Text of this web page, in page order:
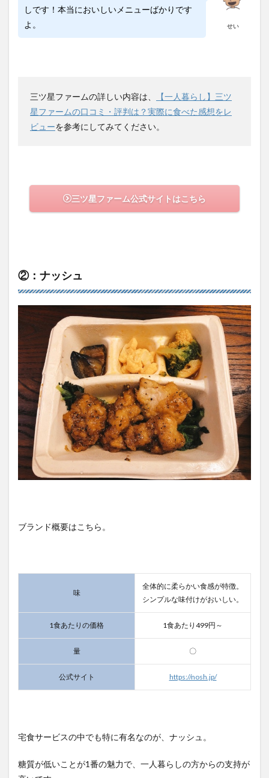
せい
しです！本当においしいメニューばかりです
よ。
三ツ星ファームの詳しい内容は、
【一人暮らし】三ツ
星ファームの口コミ・評判は？実際に食べた感想をレ
ビューを参考にしてみてください。
三ツ星ファーム公式サイトはこちら
②：ナッシュ
ブランド概要はこちら。
味
全体的に柔らかい食感が特徴。
シンプルな味付けがおいしい。
1食あたりの価格 1食あたり499円～
量 〇
公式サイト https://nosh.jp/
宅食サービスの中でも特に有名なのが、ナッシュ。
糖質が低いことが1番の魅力で、一人暮らしの方からの支持が